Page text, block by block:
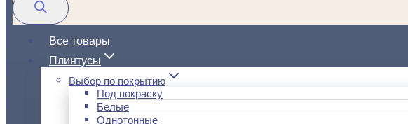
Все товары
Плинтусы
Выбор по покрытию
Под покраску
Белые
Однотонные